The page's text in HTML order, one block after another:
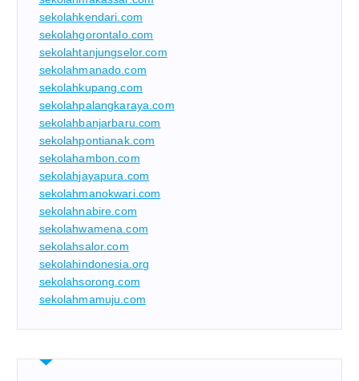
sekolahkendari.com
sekolahgorontalo.com
sekolahtanjungselor.com
sekolahmanado.com
sekolahkupang.com
sekolahpalangkaraya.com
sekolahbanjarbaru.com
sekolahpontianak.com
sekolahambon.com
sekolahjayapura.com
sekolahmanokwari.com
sekolahnabire.com
sekolahwamena.com
sekolahsalor.com
sekolahindonesia.org
sekolahsorong.com
sekolahmamuju.com